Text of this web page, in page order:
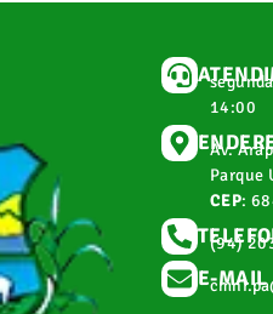
14:00
Av.
Parque
CEP:
(94)
E-MAIL